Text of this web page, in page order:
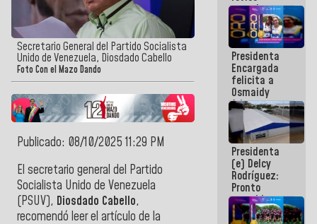
Secretario General del Partido Socialista
Unido de Venezuela, Diosdado Cabello
Foto Con el Mazo Dando
Publicado: 08/10/2025 11:29 PM
El secretario general del Partido
Socialista Unido de Venezuela
(PSUV), Diosdado Cabello,
recomendó leer el artículo de la
agenda
económica y
ejecución de
fondos de
emergencia
post-sismos
Presidenta
Encargada
felicita a
Osmaidy
Arias y
Giraly
Marcano por
hacer
historia en
los
Centroamericanos
Presidenta
(e) Delcy
Rodríguez:
Pronto
restableceremos
las